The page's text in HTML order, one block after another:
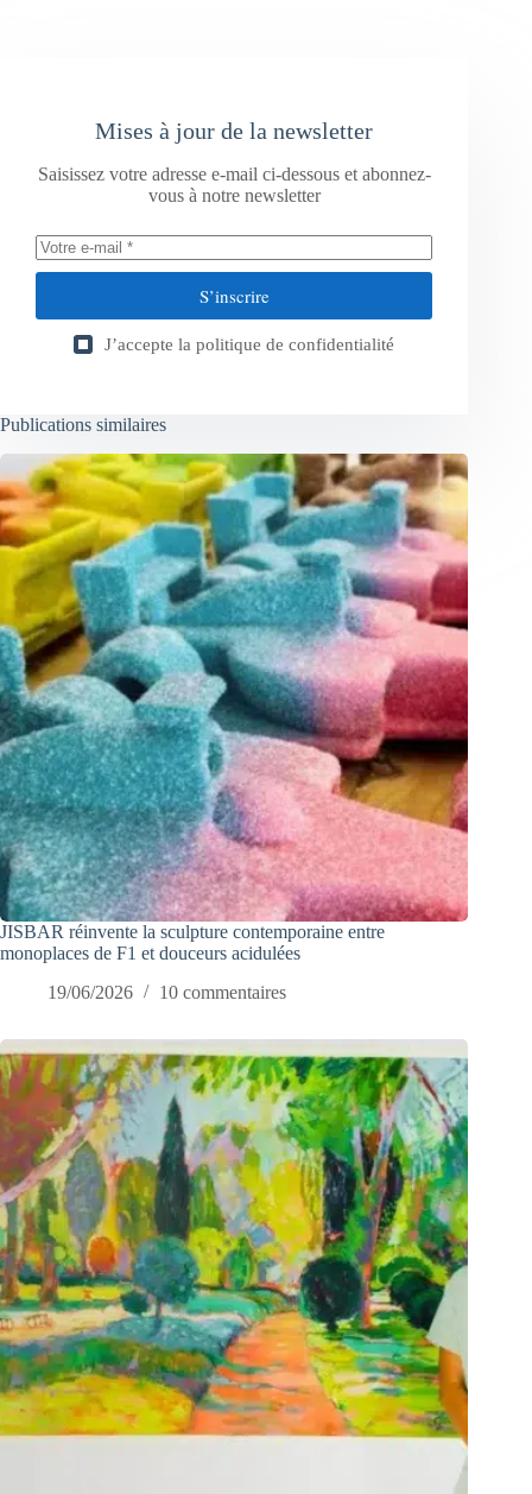
Mises à jour de la newsletter
Saisissez votre adresse e-mail ci-dessous et abonnez-
vous à notre newsletter
S’inscrire
J’accepte la politique de confidentialité
Publications similaires
JISBAR réinvente la sculpture contemporaine entre
monoplaces de F1 et douceurs acidulées
19/06/2026
10 commentaires